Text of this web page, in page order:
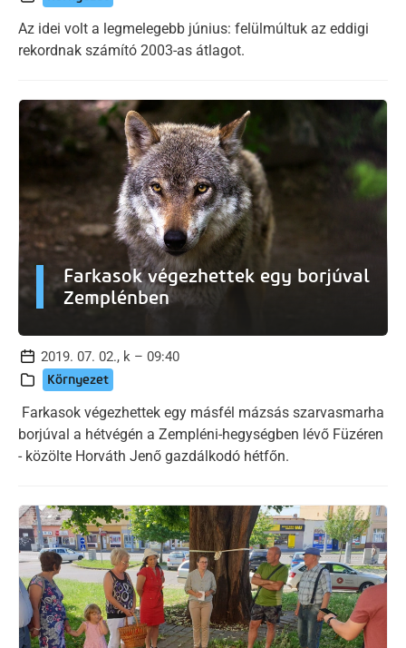
Az idei volt a legmelegebb június: felülmúltuk az eddigi
rekordnak számító 2003-as átlagot.
Farkasok végezhettek egy borjúval
Zemplénben
2019. 07. 02., k – 09:40
Környezet
Farkasok végezhettek egy másfél mázsás szarvasmarha
borjúval a hétvégén a Zempléni-hegységben lévő Füzéren
- közölte Horváth Jenő gazdálkodó hétfőn.